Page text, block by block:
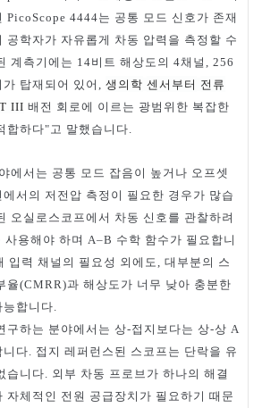
PicoScope 4444는 공통 모드 신호가 존재
공학자가 자유롭게 차동 압력을 측정할 수
계측기에는 14비트 해상도의 4채널 , 256
가 탑재되어 있어 , 생의학 센서부터 전류
III 배전 회로에 이르는 광범위한 복잡한
합하다"고 말했습니다.
에서는 공통 모드 잡음이 높거나 오프셋
에서의 저전압 측정이 필요한 경우가 많습
오실로스코프에서 차동 신호를 관찰하려
사용해야 하며 A–B 수학 함수가 필요합니
입력 채널의 필요성 외에도, 대부분의 스
율(CMRR)과 해상도가 너무 낮아 충분한
능합니다.
구하는 분야에서는 상-접지보다는 상-상 A
니다. 접지 레퍼런스된 스코프는 단락을 유
습니다. 외부 차동 프로브가 하나의 해결
자체적인 전원 공급장치가 필요하기 때문